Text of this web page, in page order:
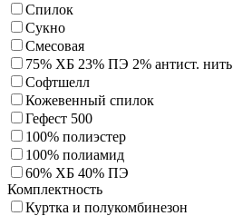
Спилок
Сукно
Смесовая
75% ХБ 23% ПЭ 2% антист. нить
Софтшелл
Кожевенный спилок
Гефест 500
100% полиэстер
100% полиамид
60% ХБ 40% ПЭ
Комплектность
Куртка и полукомбинезон